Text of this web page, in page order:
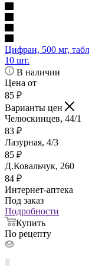
Цифран, 500 мг,
10 шт.
В наличии
Цена от
85 ₽
Варианты цен
Челюскинцев, 44/1
83 ₽
Лазурная, 4/3
85 ₽
Д.Ковальчук, 260
84 ₽
Интернет-аптека
Под заказ
Подробности
Купить
По рецепту